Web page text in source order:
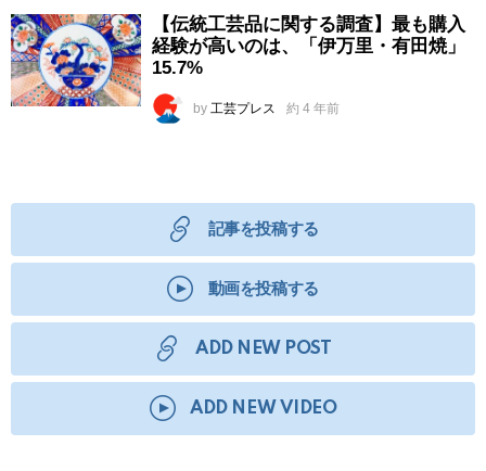
【伝統工芸品に関する調査】最も購入
経験が高いのは、「伊万里・有田焼」
15.7%
by 工芸プレス 約 4 年前
記事を投稿する
動画を投稿する
ADD NEW POST
ADD NEW VIDEO